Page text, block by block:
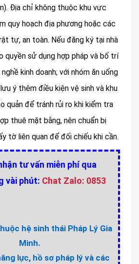
Địa chỉ không thuộc khu vực
quy hoạch địa phương hoặc các
tự, an toàn. Nếu đăng ký tại nhà
quyền sử dụng hợp pháp và bố trí
kinh doanh; với nhóm ăn uống
ý thêm điều kiện vệ sinh và khu
quản để tránh rủi ro khi kiểm tra
thuê mặt bằng, nên chuẩn bị
tờ liên quan để đối chiếu khi cần.
tư vấn miễn phí qua
vài phút: Chat Zalo: 0853
hệ sinh thái Pháp Lý Gia
Minh.
lực, hồ sơ pháp lý và các